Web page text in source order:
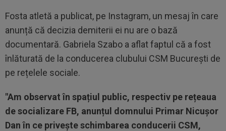
Fosta atletă a publicat, pe Instagram, un mesaj în care
anunță că decizia demiterii ei nu are o bază
documentară. Gabriela Szabo a aflat faptul că a fost
înlăturată de la conducerea clubului CSM București de
pe rețelele sociale.
"Am observat în spațiul public, respectiv pe rețeaua
de socializare FB, anunțul domnului Primar Nicușor
Dan în ce privește schimbarea conducerii CSM,